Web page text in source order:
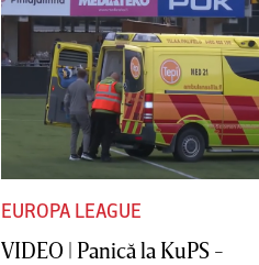
EUROPA LEAGUE
VIDEO | Panică la KuPS -